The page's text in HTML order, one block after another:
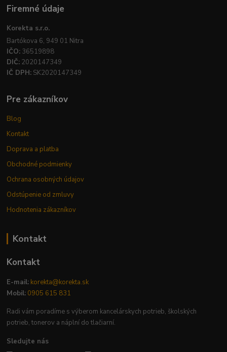
Firemné údaje
Korekta s.r.o.
Bartókova 6, 949 01 Nitra
IČO: 36519898
DIČ: 2020147349
IČ DPH: SK2020147349
Pre zákazníkov
Blog
Kontakt
Doprava a platba
Obchodné podmienky
Ochrana osobných údajov
Odstúpenie od zmluvy
Hodnotenia zákazníkov
Kontakt
Kontakt
E-mail: korekta@korekta.sk
Mobil: 0905 615 831
Radi vám poradíme s výberom kancelárskych potrieb, školských
potrieb, tonerov a náplní do tlačiarní.
Sledujte nás